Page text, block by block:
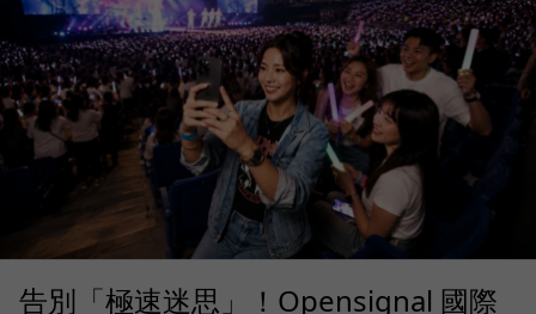
告別「極速迷思」！Opensignal 國際